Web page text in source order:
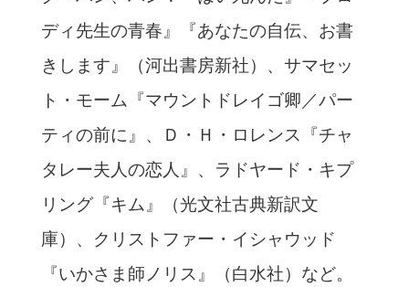
ディ先生の青春』『あなたの自伝、お書
きします』（河出書房新社）、サマセッ
ト・モーム『マウントドレイゴ卿／パー
ティの前に』、Ｄ・Ｈ・ロレンス『チャ
タレー夫人の恋人』、ラドヤード・キプ
リング『キム』（光文社古典新訳文
庫）、クリストファー・イシャウッド
『いかさま師ノリス』（白水社）など。